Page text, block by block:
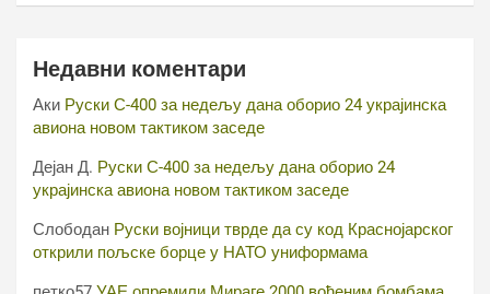
Недавни коментари
Аки Руски С-400 за недељу дана оборио 24 украјинска
авиона новом тактиком заседе
Дејан Д. Руски С-400 за недељу дана оборио 24
украјинска авиона новом тактиком заседе
Слободан Руски војници тврде да су код Краснојарског
открили пољске борце у НАТО униформама